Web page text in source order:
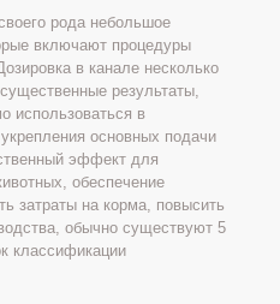
рода небольшое
включают процедуры
в канале несколько
результаты,
использоваться в
основных подачи
эффект для
обеспечение
затраты на корма, повысить
обычно существуют 5
классификации